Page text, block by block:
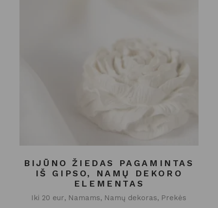
BIJŪNO ŽIEDAS PAGAMINTAS
IŠ GIPSO, NAMŲ DEKORO
ELEMENTAS
Iki 20 eur Namams Namų dekoras Prekės